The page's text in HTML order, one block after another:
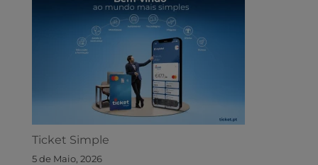
Ticket Simple
5 de Maio, 2026